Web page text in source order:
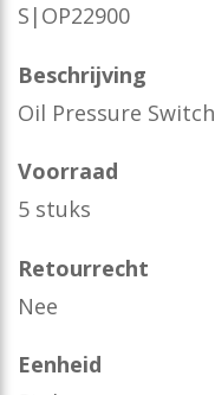
S|OP22900
Beschrijving
Oil Pressure Switch
Voorraad
5 stuks
Retourrecht
Nee
Eenheid